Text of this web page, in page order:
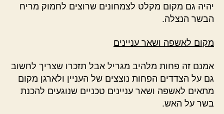
יהיה גם מקום מקלט לצמחונים שרוצים לחמוק מריח
הבשר הנצלה.
מקום לאשפה ושאר עניינים
אמנם זה פחות מלהיב מגריל אבל תזכרו שצריך לחשוב
גם על הצדדים הפחות נוצצים של העניין ולארגן מקום
מתאים לאשפה ושאר עניינים טכניים שנוגעים להכנת
בשר על האש.